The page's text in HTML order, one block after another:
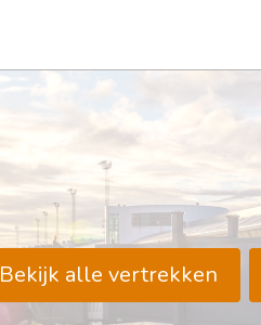
Bekijk alle vertrekken